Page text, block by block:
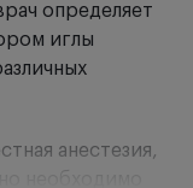
определяет
иглы
анестезия,